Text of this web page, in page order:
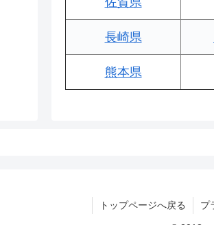
長崎県
熊本県
トップページへ戻る プ